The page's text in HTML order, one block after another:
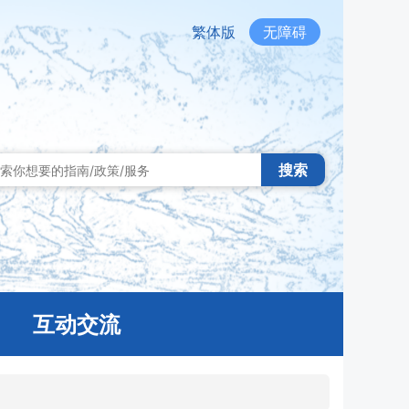
繁体版 无障碍
搜索
互动交流